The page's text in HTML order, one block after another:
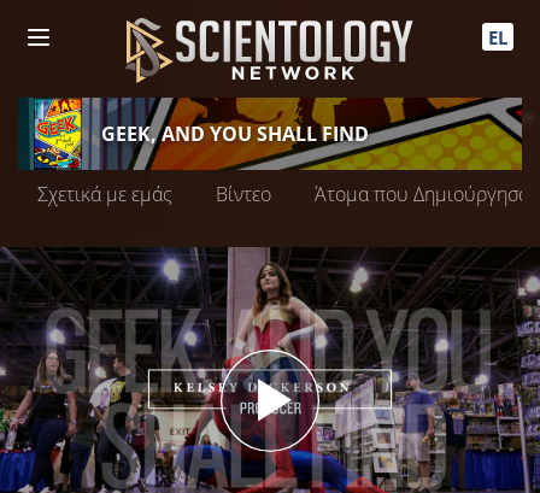
EL
GEEK, AND YOU SHALL FIND
Σχετικά με εμάς Βίντεο Άτομα που
Play